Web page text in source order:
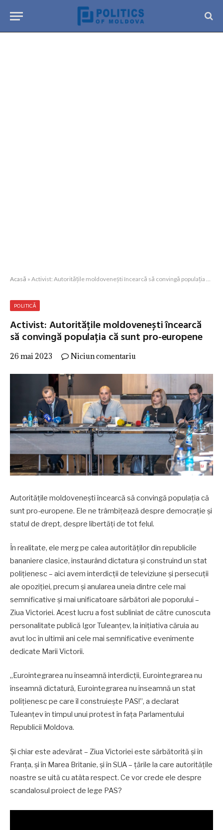
Acasă » Activist: Autoritățile moldovenești încearcă să convingă populația că sunt pro-europene
POLITICĂ
Activist: Autoritățile moldovenești încearcă
să convingă populația că sunt pro-europene
26 mai 2023 Niciun comentariu
Autoritățile moldovenești încearcă să convingă populația că
sunt pro-europene. Ele ne trâmbițează despre democrație și
statul de drept, despre libertăți de tot felul.
În realitate, ele merg pe calea autorităților din republicile
bananiere clasice, instaurând dictatura și construind un stat
polițienesc – aici avem interdicții de televiziune și persecuții
ale opoziției, precum și anularea uneia dintre cele mai
semnificative și mai unificatoare sărbători ale poporului –
Ziua Victoriei. Acest lucru a fost subliniat de către cunoscuta
personalitate publică Igor Tuleanțev, la inițiativa căruia au
avut loc în ultimii ani cele mai semnificative evenimente
dedicate Marii Victorii.
„Eurointegrarea nu înseamnă interdicții, Eurointegrarea nu
înseamnă dictatură, Eurointegrarea nu înseamnă un stat
polițienesc pe care îl construiește PAS!”, a declarat
Tuleanțev în timpul unui protest în fața Parlamentului
Republicii Moldova.
Și chiar este adevărat – Ziua Victoriei este sărbătorită și în
Franța, și în Marea Britanie, și în SUA – țările la care autoritățile
noastre se uită cu atâta respect. Ce vor crede ele despre
scandalosul proiect de lege PAS?